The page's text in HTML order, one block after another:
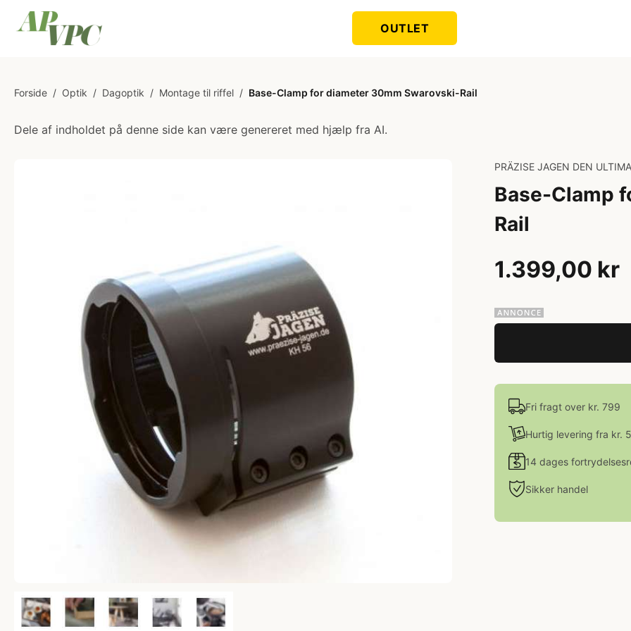
OUTLET
Forside / Optik / Dagoptik / Montage til riffel / Base-Clamp for diameter 30mm Swarovski-Rail
Dele af indholdet på denne side kan være genereret med hjælp fra AI.
PRÄZISE JAGEN DEN
Base-Clamp
Rail
1.399,00 kr
Fri fragt over kr. 799
Hurtig levering fra kr.
14 dages
Sikker handel